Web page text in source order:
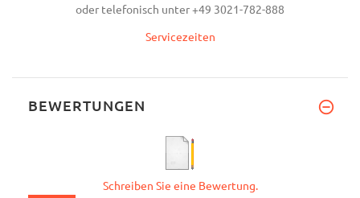
oder telefonisch unter +49 3021-782-888
Servicezeiten
BEWERTUNGEN
Schreiben Sie eine Bewertung.